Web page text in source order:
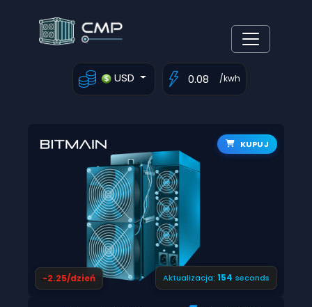
USD /kwh
KUPUJ
-2.25/dzień Aktualizacja:153 seconds